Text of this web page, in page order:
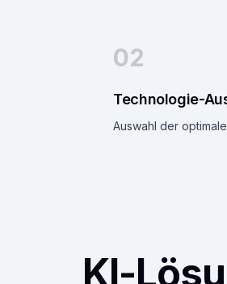
02
Technologie-
Auswahl der
KI-